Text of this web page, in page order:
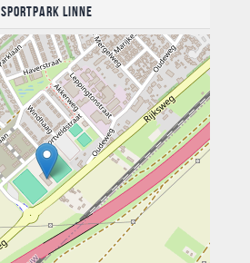
Sportpark Linne